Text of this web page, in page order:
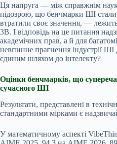
Ця напруга — між справжнім
підозрою, що бенчмарки ШІ
втратили своє значення, —
3B. І відповідь на це питання
академічних прав, а й для
невпинне прагнення індустрії
єдиним шляхом до інтелекту?
Оцінки бенчмарків, що
сучасного ШІ
Результати, представлені в
стандартними мірками є
У математичному аспекті